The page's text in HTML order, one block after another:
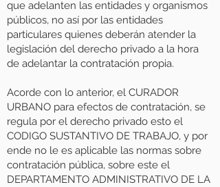
que adelanten las entidades y organismos
públicos, no así por las entidades
particulares quienes deberán atender la
legislación del derecho privado a la hora
de adelantar la contratación propia.
Acorde con lo anterior, el CURADOR
URBANO para efectos de contratación, se
regula por el derecho privado esto el
CODIGO SUSTANTIVO DE TRABAJO, y por
ende no le es aplicable las normas sobre
contratación pública, sobre este el
DEPARTAMENTO ADMINISTRATIVO DE LA